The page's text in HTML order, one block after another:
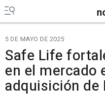
5 DE MAYO DE 2025
Safe Life
en el mercado
adquisición de